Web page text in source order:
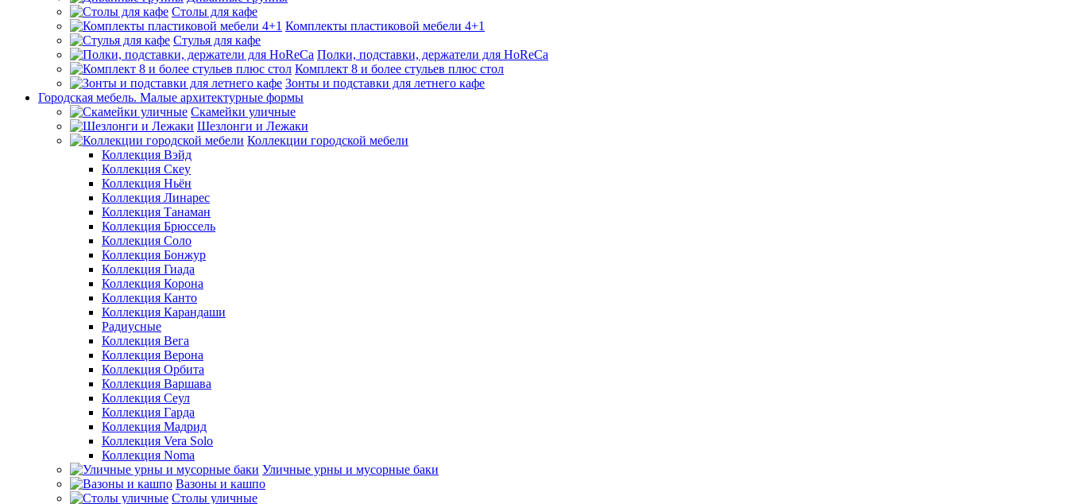
Столы для кафе
Комплекты пластиковой мебели 4+1
Стулья для кафе
Полки, подставки, держатели для HoReCa
Комплект 8 и более стульев плюс стол
Зонты и подставки для летнего кафе
Городская мебель. Малые архитектурные формы
Скамейки уличные
Шезлонги и Лежаки
Коллекции городской мебели
Коллекция Вэйд
Коллекция Скеу
Коллекция Ньён
Коллекция Линарес
Коллекция Танаман
Коллекция Брюссель
Коллекция Соло
Коллекция Бонжур
Коллекция Гиада
Коллекция Корона
Коллекция Канто
Коллекция Карандаши
Радиусные
Коллекция Вега
Коллекция Верона
Коллекция Орбита
Коллекция Варшава
Коллекция Сеул
Коллекция Гарда
Коллекция Мадрид
Коллекция Vera Solo
Коллекция Noma
Уличные урны и мусорные баки
Вазоны и кашпо
Столы уличные